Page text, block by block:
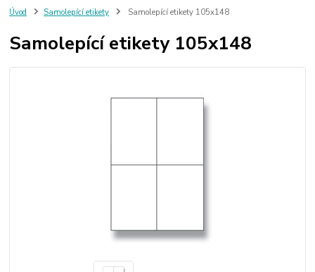
Úvod Samolepící etikety Samolepící etikety 105x148
Samolepící etikety 105x148